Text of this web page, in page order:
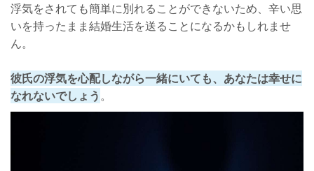
浮気をされても簡単に別れることができないため、辛い思
いを持ったまま結婚生活を送ることになるかもしれませ
ん。
彼氏の浮気を心配しながら一緒にいても、あなたは幸せに
なれないでしょう。